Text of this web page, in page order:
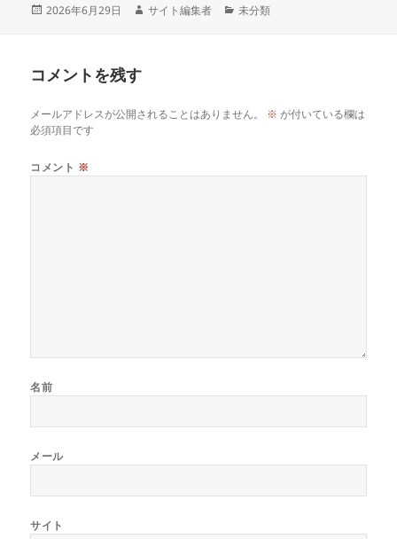
投
2026年6月29日
作
サイト編集者
カ
未分類
コメントを残す
メールアドレスが公開されることはありません。 ※ が付いている欄は
必須項目です
コメント ※
名前
メール
サイト